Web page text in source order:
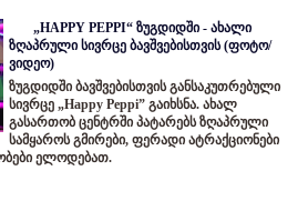
„HAPPY PEPPI“ ზუგდიდში - ახალი
ზღაპრული სივრცე ბავშვებისთვის (ფოტო/
ვიდეო)
ზუგდიდში ბავშვებისთვის განსაკუთრებული
სივრცე „Happy Peppi” გაიხსნა. ახალ
გასართობ ცენტრში პატარებს ზღაპრული
სამყაროს გმირები, ფერადი ატრაქციონები
ელოდებათ.